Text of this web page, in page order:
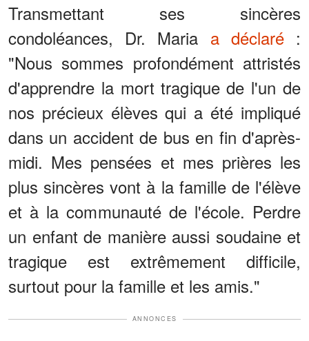
Transmettant ses sincères
condoléances, Dr. Maria a déclaré:
"Nous sommes profondément attristés
d'apprendre la mort tragique de l'un de
nos précieux élèves qui a été impliqué
dans un accident de bus en fin d'après-
midi. Mes pensées et mes prières les
plus sincères vont à la famille de l'élève
et à la communauté de l'école. Perdre
un enfant de manière aussi soudaine et
tragique est extrêmement difficile,
surtout pour la famille et les amis."
ANNONCES